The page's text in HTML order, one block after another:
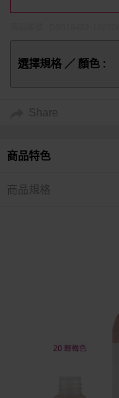
選擇規格 ／ 顏色 :
Share
商品特色
商品規格